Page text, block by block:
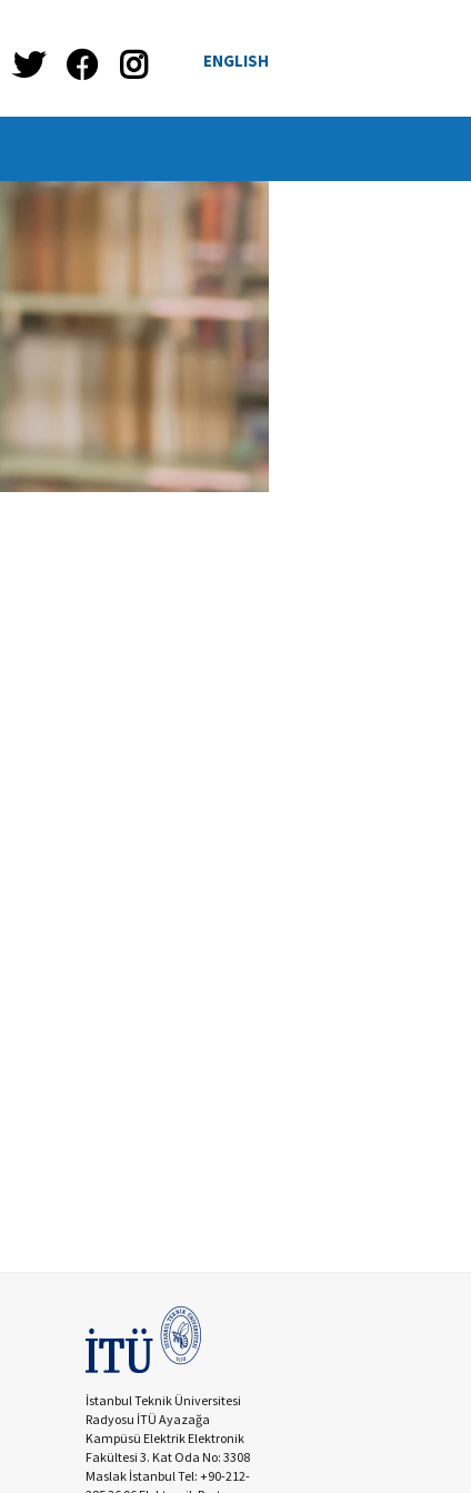
ENGLISH
İstanbul Teknik Üniversitesi
Radyosu İTÜ Ayazağa
Kampüsü Elektrik Elektronik
Fakültesi 3. Kat Oda No: 3308
Maslak İstanbul Tel: +90-212-